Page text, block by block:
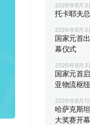
2026年8月3
托卡耶夫
2026年8月3
国家元首
幕仪式
2026年8月3
国家元首
亚物流枢纽
2026年8月1
哈萨克斯
大奖赛开